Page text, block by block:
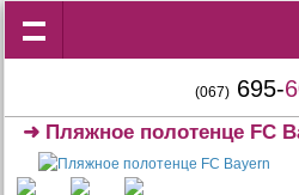
(067) 695-
➜ Пляжное полотенце FC